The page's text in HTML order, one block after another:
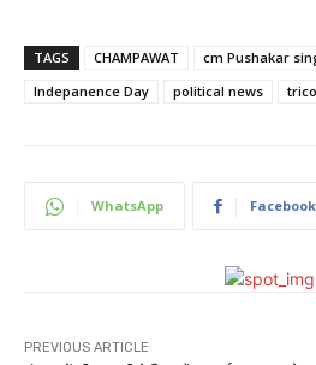
TAGS CHAMPAWAT
cm Pushakar
Indepanence Day
political news
WhatsApp Facebook
PREVIOUS ARTICLE